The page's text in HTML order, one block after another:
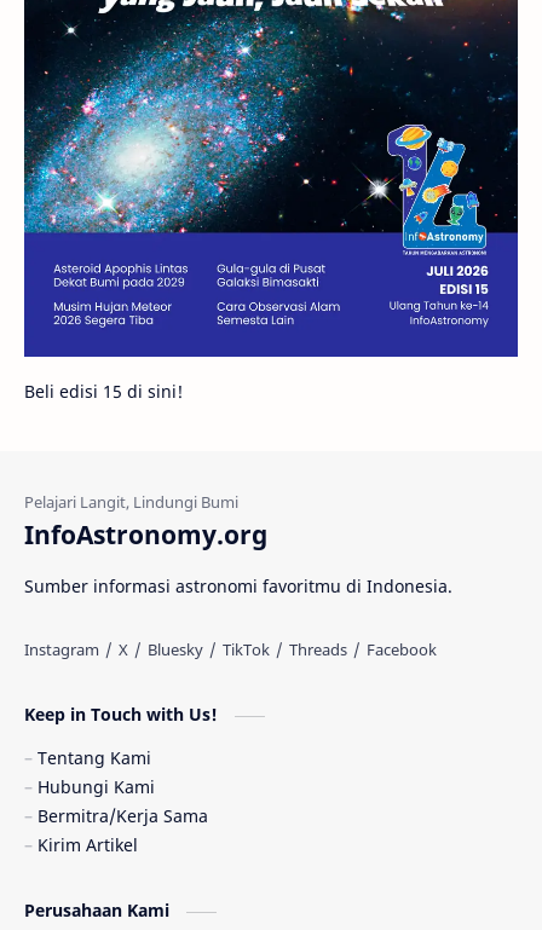
Gugus Bintang Menarik Dibaca
Venus Pluto Galaksi Kerdil
Gambar Harian Titan
Bintang Neutron Hubble Tips
Juno Bintang Biner
Fakta Galaksi Spiral
Gerhana Matahari
Quasar
TanyaAstro
Enseladus Gelombang Gravitasi
Beli edisi 15 di sini!
InfoAstronomy.org
Sumber informasi astronomi favoritmu di Indonesia.
Keep in Touch with Us!
Tentang Kami
Hubungi Kami
Bermitra/Kerja Sama
Kirim Artikel
Perusahaan Kami